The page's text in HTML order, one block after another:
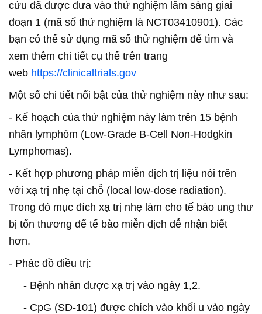
cứu đã được đưa vào thử nghiệm lâm sàng giai
đoạn 1 (mã số thử nghiệm là NCT03410901). Các
bạn có thể sử dụng mã số thử nghiệm để tìm và
xem thêm chi tiết cụ thể trên trang
web https://clinicaltrials.gov
Một số chi tiết nổi bật của thử nghiệm này như sau:
- Kế hoạch của thử nghiệm này làm trên 15 bệnh
nhân lymphôm (Low-Grade B-Cell Non-Hodgkin
Lymphomas).
- Kết hợp phương pháp miễn dịch trị liệu nói trên
với xạ trị nhẹ tại chỗ (local low-dose radiation).
Trong đó mục đích xạ trị nhẹ làm cho tế bào ung thư
bị tổn thương để tế bào miễn dịch dễ nhận biết
hơn.
- Phác đồ điều trị:
- Bệnh nhân được xạ trị vào ngày 1,2.
- CpG (SD-101) được chích vào khối u vào ngày